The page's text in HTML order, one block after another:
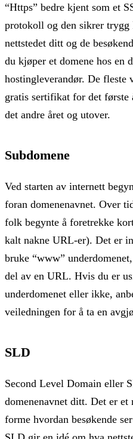
“Https” bedre kjent som et
protokoll og den sikrer
nettstedet ditt og de
du kjøper et domene hos en
hostingleverandør. De fleste
gratis sertifikat for det første
det andre året og utover.
Subdomene
Ved starten av internett
foran domenenavnet. Over
folk begynte å foretrekke
kalt nakne URL-er). Det er
bruke “www”
del av en URL. Hvis du er
underdomenet eller ikke,
veiledningen for å ta en
SLD
Second Level Domain eller
domenenavnet ditt. Det er
forme hvordan besøkende